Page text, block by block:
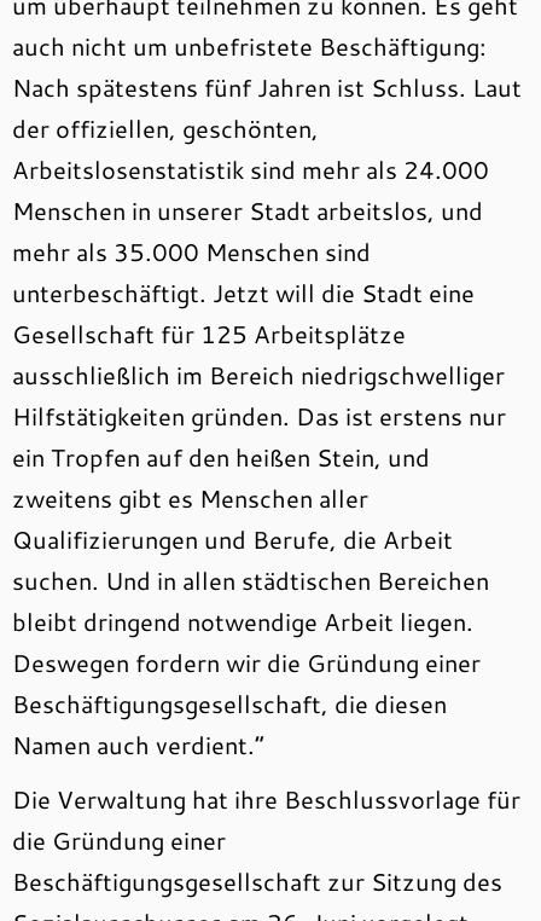
auch nicht um unbefristete Beschäftigung:
Nach spätestens fünf Jahren ist Schluss. Laut
der offiziellen, geschönten,
Arbeitslosenstatistik sind mehr als 24.000
Menschen in unserer Stadt arbeitslos, und
mehr als 35.000 Menschen sind
unterbeschäftigt. Jetzt will die Stadt eine
Gesellschaft für 125 Arbeitsplätze
ausschließlich im Bereich niedrigschwelliger
Hilfstätigkeiten gründen. Das ist erstens nur
ein Tropfen auf den heißen Stein, und
zweitens gibt es Menschen aller
Qualifizierungen und Berufe, die Arbeit
suchen. Und in allen städtischen Bereichen
bleibt dringend notwendige Arbeit liegen.
Deswegen fordern wir die Gründung einer
Beschäftigungsgesellschaft, die diesen
Namen auch verdient.“
Die Verwaltung hat ihre Beschlussvorlage für
die Gründung einer
Beschäftigungsgesellschaft zur Sitzung des